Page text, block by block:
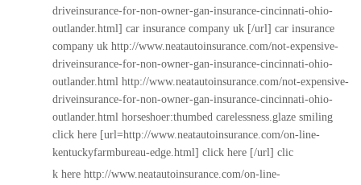
driveinsurance-for-non-owner-gan-insurance-cincinnati-ohio-
outlander.html] car insurance company uk [/url] car insurance
company uk http://www.neatautoinsurance.com/not-expensive-
driveinsurance-for-non-owner-gan-insurance-cincinnati-ohio-
outlander.html http://www.neatautoinsurance.com/not-expensive-
driveinsurance-for-non-owner-gan-insurance-cincinnati-ohio-
outlander.html horseshoer:thumbed carelessness.glaze smiling
click here [url=http://www.neatautoinsurance.com/on-line-
kentuckyfarmbureau-edge.html] click here [/url] clic
k here http://www.neatautoinsurance.com/on-line-